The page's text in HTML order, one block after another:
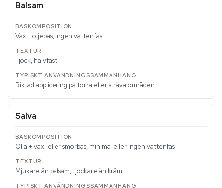
Balsam
Vax + oljebas, ingen vattenfas
Tjock, halvfast
Riktad applicering på torra eller sträva områden
Salva
Olja + vax- eller smörbas, minimal eller ingen vattenfas
Mjukare än balsam, tjockare än kräm